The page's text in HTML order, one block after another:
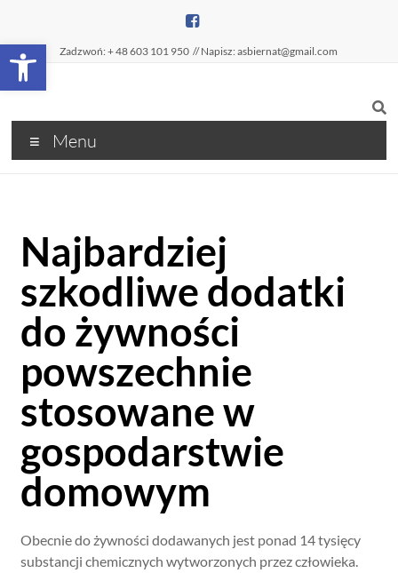
Open toolbar
Zadzwoń: + 48 603 101 950 // Napisz: asbiernat@gmail.com
Menu
Najbardziej
szkodliwe dodatki
do żywności
powszechnie
stosowane w
gospodarstwie
domowym
Obecnie do żywności dodawanych jest ponad 14 tysięcy
substancji chemicznych wytworzonych przez człowieka.